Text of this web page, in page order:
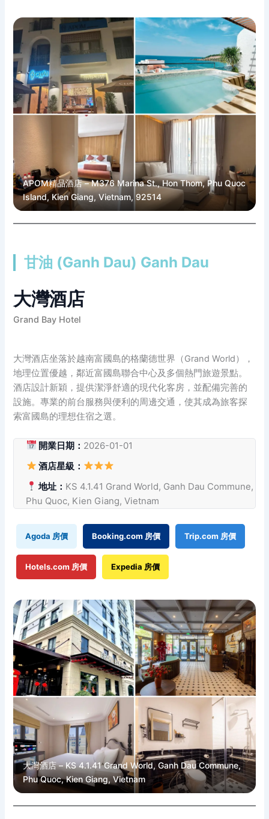
APOM精品酒店 – M376 Marina St., Hon Thom, Phu Quoc
Island, Kien Giang, Vietnam, 92514
甘油 (Ganh Dau) Ganh Dau
大灣酒店
Grand Bay Hotel
大灣酒店坐落於越南富國島的格蘭德世界（Grand World），
地理位置優越，鄰近富國島聯合中心及多個熱門旅遊景點。
酒店設計新穎，提供潔淨舒適的現代化客房，並配備完善的
設施。專業的前台服務與便利的周邊交通，使其成為旅客探
索富國島的理想住宿之選。
開業日期： 2026-01-01
酒店星級：
地址： KS 4.1.41 Grand World, Ganh Dau Commune,
Phu Quoc, Kien Giang, Vietnam
Agoda 房價 Booking.com 房價 Trip.com 房價
Hotels.com 房價 Expedia 房價
大灣酒店 – KS 4.1.41 Grand World, Ganh Dau Commune,
Phu Quoc, Kien Giang, Vietnam